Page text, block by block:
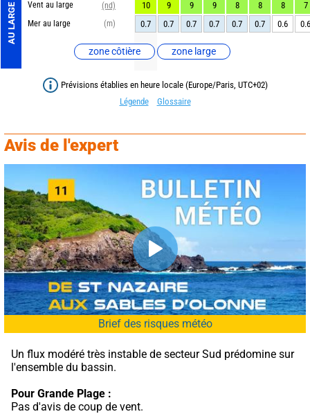
AU LARGE Vent au large
(nd)
Mer au large
(m)
zone côtière zone large
10 9 9 9 8 8 8
7
0.7
0.7 0.7 0.7 0.7 0.7 0.6 0.6
Prévisions établies en heure locale (Europe/Paris, UTC+02)
Légende
Glossaire
Avis de l'expert
Brief des risques météo
Un flux modéré très instable de secteur Sud prédomine sur
l'ensemble du bassin.
Pour Grande Plage :
Pas d'avis de coup de vent.